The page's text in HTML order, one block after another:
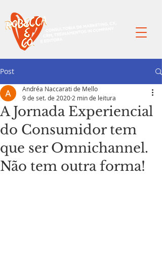
Post
A Jornada Experiencial
do Consumidor tem
que ser Omnichannel.
Não tem outra forma!
Andréa Naccarati de Mello
9 de set. de 2020 2 min de leitura